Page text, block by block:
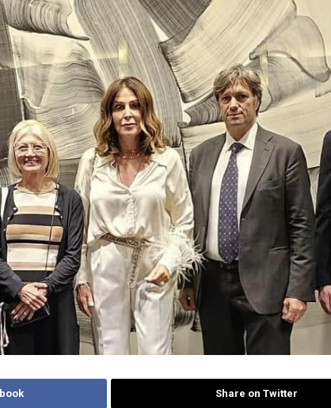
Share on Twitter